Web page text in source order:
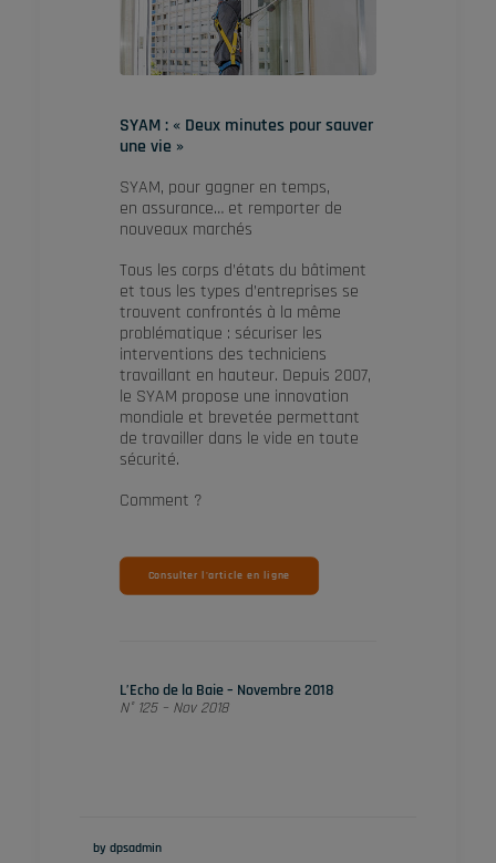
SYAM : « Deux minutes pour sauver
une vie »
SYAM, pour gagner en temps,
en assurance… et remporter de
nouveaux marchés
Tous les corps d’états du bâtiment
et tous les types d’entreprises se
trouvent confrontés à la même
problématique : sécuriser les
interventions des techniciens
travaillant en hauteur. Depuis 2007,
le SYAM propose une innovation
mondiale et brevetée permettant
de travailler dans le vide en toute
sécurité.
Comment ?
Consulter l'article en ligne
L’Echo de la Baie – Novembre 2018
N° 125 – Nov 2018
by dpsadmin